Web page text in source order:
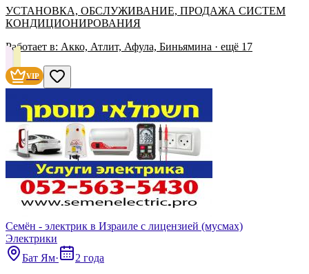
УСТАНОВКА, ОБСЛУЖИВАНИЕ, ПРОДАЖА СИСТЕМ
КОНДИЦИОНИРОВАНИЯ
Работает в: Акко, Атлит, Афула, Биньямина · ещё 17
VIP
Семён - электрик в Израиле с лицензией (мусмах)
Электрики
Бат Ям·
2 года